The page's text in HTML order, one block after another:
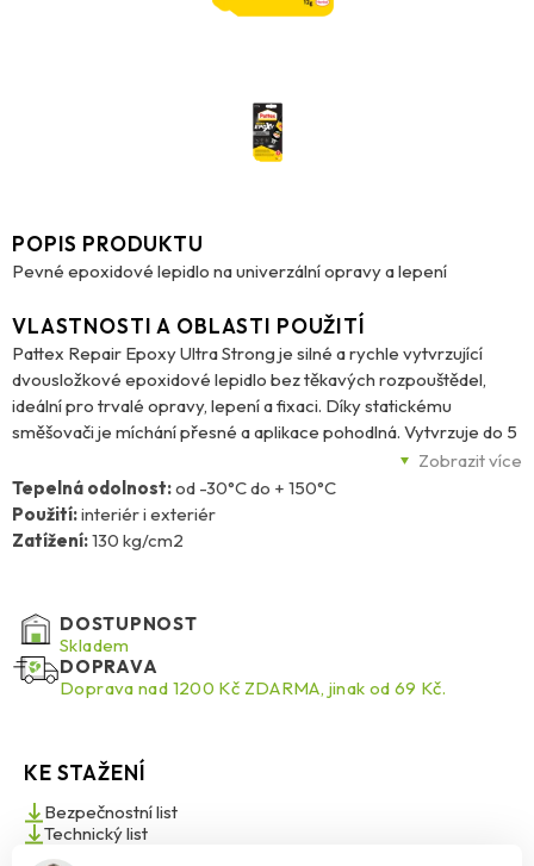
POPIS PRODUKTU
Pevné epoxidové lepidlo na univerzální opravy a lepení
Zobrazit více
VLASTNOSTI A OBLASTI POUŽITÍ
Pattex Repair Epoxy Ultra Strong je silné a rychle vytvrzující
dvousložkové epoxidové lepidlo bez těkavých rozpouštědel,
ideální pro trvalé opravy, lepení a fixaci. Díky statickému
směšovači je míchání přesné a aplikace pohodlná. Vytvrzuje do 5
minut a po 24 hodinách dosahuje pevnosti až 130 kg/cm². Po
vytvrzení lze spoj přebrousit, přetřít i vrtat.
Vhodné pro široké spektrum materiálů: dřevo, kov, sklo,
-30 °C do +150 °C. Transparentní výsledek.
Tepelná odolnost:od -30°C do + 150°C
Použití:interiér i exteriér
Zatížení:130 kg/cm2
DOSTUPNOST
Skladem
DOPRAVA
Doprava nad 1200 Kč ZDARMA, jinak od 69 Kč.
KE STAŽENÍ
Bezpečnostní list
Technický list